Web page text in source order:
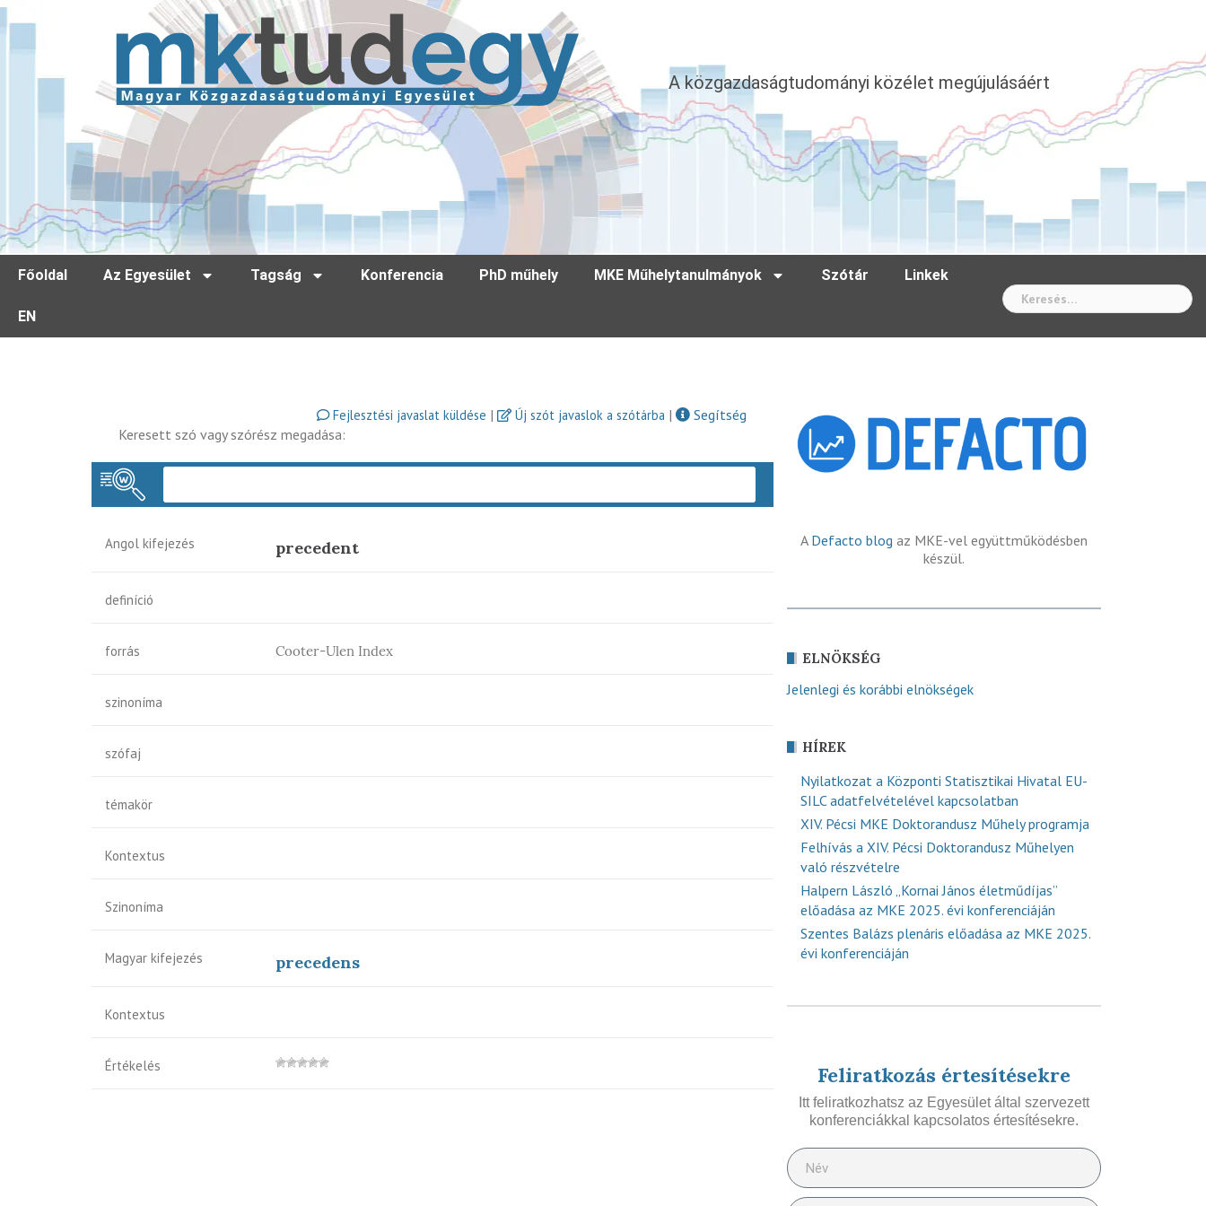
A közgazdaságtudományi közélet megújulásáért
Főoldal Az Egyesület Tagság Konferencia PhD műhely MKE Műhelytanulmányok Szótár Linkek
EN
Fejlesztési javaslat küldése | Új szót javaslok a szótárba |
Segítség
Keresett szó vagy szórész megadása:
Angol kifejezés precedent
definíció
forrás Cooter-Ulen Index
szinoníma
szófaj
témakör
Kontextus
Szinoníma
Magyar kifejezés precedens
Kontextus
Értékelés
A Defacto blog az MKE-vel együttműködésben
készül.
ELNÖKSÉG
Jelenlegi és korábbi elnökségek
HÍREK
Nyilatkozat a Központi Statisztikai Hivatal EU-
SILC adatfelvételével kapcsolatban
XIV. Pécsi MKE Doktorandusz Műhely programja
Felhívás a XIV. Pécsi Doktorandusz Műhelyen
való részvételre
Halpern László „Kornai János életműdíjas”
előadása az MKE 2025. évi konferenciáján
Szentes Balázs plenáris előadása az MKE 2025.
évi konferenciáján
Feliratkozás értesítésekre
Itt feliratkozhatsz az Egyesület által szervezett
konferenciákkal kapcsolatos értesítésekre.